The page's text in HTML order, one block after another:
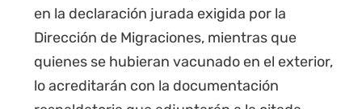
en la declaración jurada exigida por la
Dirección de Migraciones, mientras que
quienes se hubieran vacunado en el exterior,
lo acreditarán con la documentación